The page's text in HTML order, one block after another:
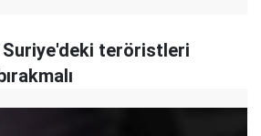
Suriye'deki teröristleri